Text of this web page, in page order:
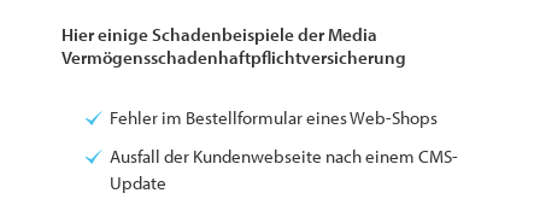
Hier einige Schadenbeispiele der Media
Vermögensschadenhaftpflichtversicherung
Fehler im Bestellformular eines Web-Shops
Ausfall der Kundenwebseite nach einem CMS-
Update